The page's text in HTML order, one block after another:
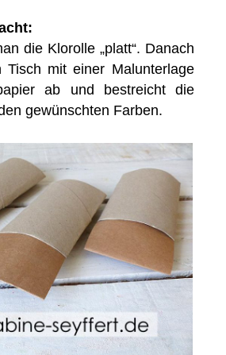
die Klorolle „platt“. Danach
Tisch mit einer Malunterlage
ab und bestreicht die
gewünschten Farben.